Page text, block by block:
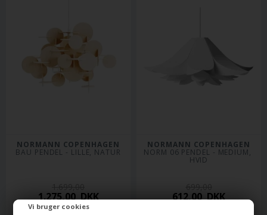
Vi bruger cookies
NORMANN COPENHAGEN
BAU PENDEL - LILLE, NATUR
1.275,00DKK
Levering: 28-08-2026
NORMANN COPENHAGEN
NORM 06 PENDEL - MEDIUM,
HVID
612,00DKK